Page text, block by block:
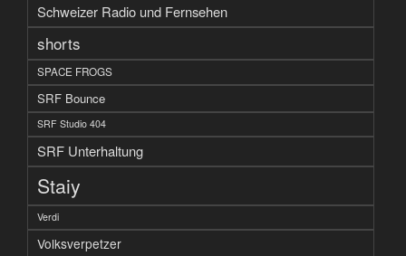
Schweizer Radio und Fernsehen
shorts
SPACE FROGS
SRF Bounce
SRF Studio 404
SRF Unterhaltung
Staiy
Verdi
Volksverpetzer